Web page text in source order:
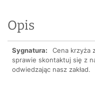
Opis
Sygnatura:
Cena krzyża
sprawie skontaktuj się z
odwiedzając nasz zakład.